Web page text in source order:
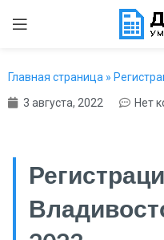
Главная страница »
3 августа, 2022
Нет